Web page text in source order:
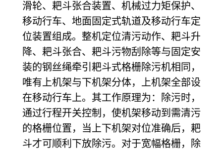
滑轮、耙斗张合装置、机械过力矩保护、
移动行车、地面固定式轨道及移动行车定
位装置组成。整机定位清污动作、耙斗升
降、耙斗张合、耙斗污物刮除等与固定安
装的钢丝绳牵引耙斗式格栅除污机相同，
唯有上机架与下机架分体，上机架全部设
在移动行车上。其工作原理为：除污时，
通过行程开关控制，使机架移动到需清污
的格栅位置，当上下机架对位准确后，耙
斗才可顺利下放除污。对于宽幅格栅，除